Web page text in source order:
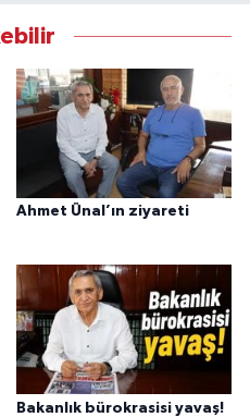
Ahmet Ünal’ın ziyareti
Bakanlık bürokrasisi yavaş!